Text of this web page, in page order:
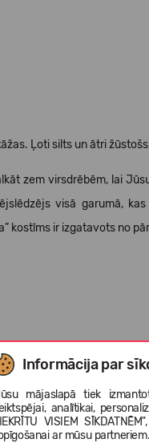
Informācija par
mājaslapā tiek
analītikai,
VISIEM
ar mūsu
Ļoti silts un ātri
zem virsdrēbēm, lai
visā garumā,
” kostīms ir izgatavots no